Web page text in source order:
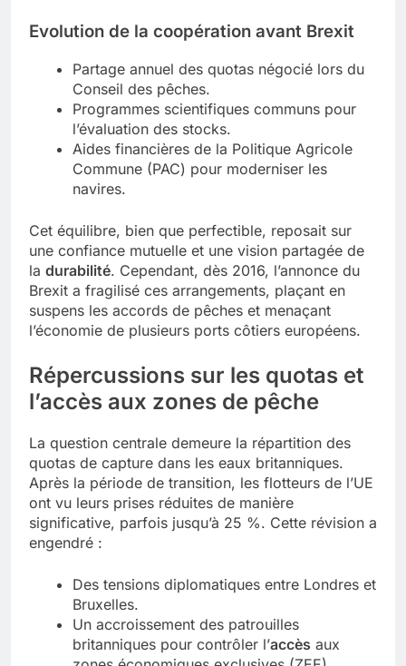
Evolution de la coopération avant Brexit
Partage annuel des quotas négocié lors du
Conseil des pêches.
Programmes scientifiques communs pour
l’évaluation des stocks.
Aides financières de la Politique Agricole
Commune (PAC) pour moderniser les
navires.
Cet équilibre, bien que perfectible, reposait sur
une confiance mutuelle et une vision partagée de
la durabilité. Cependant, dès 2016, l’annonce du
Brexit a fragilisé ces arrangements, plaçant en
suspens les accords de pêches et menaçant
l’économie de plusieurs ports côtiers européens.
Répercussions sur les quotas et
l’accès aux zones de pêche
La question centrale demeure la répartition des
quotas de capture dans les eaux britanniques.
Après la période de transition, les flotteurs de l’UE
ont vu leurs prises réduites de manière
significative, parfois jusqu’à 25 %. Cette révision a
engendré :
Des tensions diplomatiques entre Londres et
Bruxelles.
Un accroissement des patrouilles
britanniques pour contrôler l’accès aux